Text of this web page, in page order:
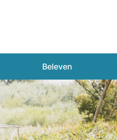
Beleven